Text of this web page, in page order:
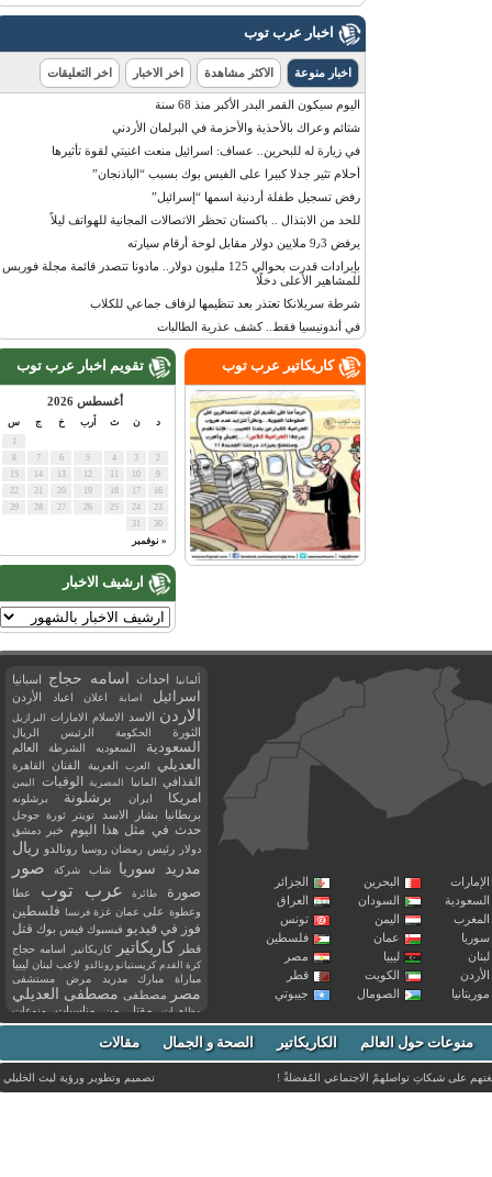
اخبار عرب توب
اخبار منوعة الاكثر مشاهدة اخر الاخبار اخر التعليقات
اليوم سيكون القمر البدر الأكبر منذ 68 سنة
شتائم وعراك بالأحذية والأحزمة في البرلمان الأردني
في زيارة له للبحرين.. عساف: اسرائيل منعت اغنيتي لقوة تأثيرها
أحلام تثير جدلا كبيرا على الفيس بوك بسبب “الباذنجان”
رفض تسجيل طفلة أردنية اسمها “إسرائيل”
للحد من الابتذال .. باكستان تحظر الاتصالات المجانية للهواتف ليلاً
يرفض 9٫3 ملايين دولار مقابل لوحة أرقام سيارته
بإيرادات قدرت بحوالي 125 مليون دولار.. مادونا تتصدر قائمة مجلة فوربس
للمشاهير الأعلى دخلًا
شرطة سريلانكا تعتذر بعد تنظيمها لزفاف جماعي للكلاب
في أندونيسيا فقط.. كشف عذرية الطالبات
تقويم اخبار عرب توب
أغسطس 2026
أرب س
« نوفمبر
ارشيف الاخبار
كاريكاتير عرب توب
البحرين
الجزائر
السودان
العراق
اليمن
تونس
عمان
فلسطين
ليبيا
مصر
الكويت
قطر
الصومال جيبوتي
ألمانيا احداث اسامه حجاج اسبانيا
اسرائيل اصابة اعلان اعياد الأردن
الاردن الاسد الاسلام الامارات البرازيل
الثورة الحكومة الرئيس الريال
السعودية السعوديه الشرطة العالم
العديلي العرب العربية الفنان القاهرة
القذافي المانيا المصرية الوفيات اليمن
امريكا ايران برشلونة برشلونه
بريطانيا بشار الاسد تويتر ثورة جوجل
حدث في مثل هذا اليوم خبر دمشق
دولار رئيس رمضان روسيا رونالدو ريال
مدريد
سوريا شاب شركة صور
صورة طائرة عرب توب
عطا
وعطوة على عمان غزة فرنسا فلسطين
فوز في فيديو فيسبوك فيس بوك قتل
قطر كاريكاتير كاريكاتير اسامه حجاج
كرة القدم كريستيانو رونالدو لاعب لبنان ليبيا
مباراة مبارك مدريد مرض مستشفى
مصر مصطفى مصطفى العديلي
مظاهرات مقتل من مناسبات
منوعات
مواليد
موت ميسي ميلان نادي نشر
وفاة وفيات يوتيوب منوعات حول العالم الكاريكاتير الصحة و الجمال مقالات
على شبكاتِ تواصلهمْ الاجتماعي المُفضلةْ ! تصميم وتطوير ورؤيةليث الخليلي